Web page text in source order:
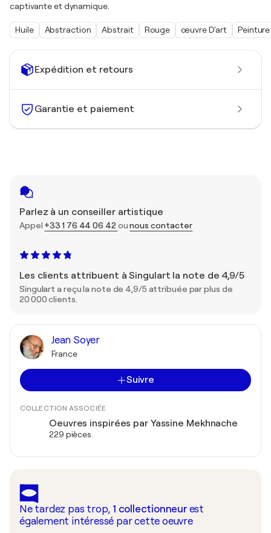
Expédition et retours
Garantie et paiement
Parlez à un conseiller artistique
Appel +33 1 76 44 06 42 ounous contacter
Les clients attribuent à Singulart la note de 4,9/5
Singulart a reçu la note de 4,9/5 attribuée par plus de
20 000 clients.
Jean Soyer
France
Suivre
COLLECTION ASSOCIÉE
Oeuvres inspirées par Yassine Mekhnache
229 pièces
Ne tardez pas trop, 1 collectionneur est
également intéressé par cette oeuvre
captivante et dynamique.
Huile Abstraction Abstrait Rouge œuvre D'art Peinture